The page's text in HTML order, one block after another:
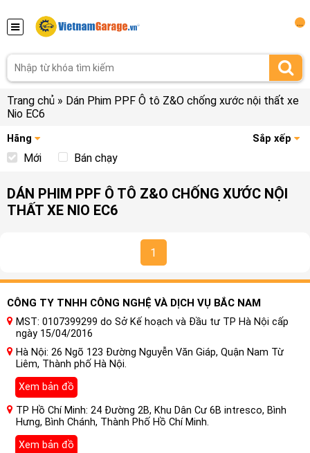
Trang chủ » Dán Phim PPF Ô tô Z&O chống xước nội thất xe
Nio EC6
Hãng Sắp xếp
Mới Bán chạy
DÁN PHIM PPF Ô TÔ Z&O CHỐNG XƯỚC NỘI
THẤT XE NIO EC6
1
CÔNG TY TNHH CÔNG NGHỆ VÀ DỊCH VỤ BẮC NAM
MST: 0107399299 do Sở Kế hoạch và Đầu tư TP Hà Nội cấp
ngày 15/04/2016
Hà Nội: 26 Ngõ 123 Đường Nguyễn Văn Giáp, Quận Nam Từ
Liêm, Thành phố Hà Nội.
Xem bản đồ
TP Hồ Chí Minh: 24 Đường 2B, Khu Dân Cư 6B intresco, Bình
Hưng, Bình Chánh, Thành Phố Hồ Chí Minh.
Xem bản đồ